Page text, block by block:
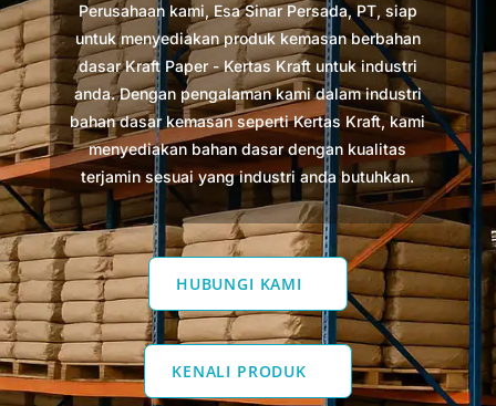
Perusahaan kami, Esa Sinar Persada, PT, siap
untuk menyediakan produk kemasan berbahan
dasar Kraft Paper - Kertas Kraft untuk industri
anda. Dengan pengalaman kami dalam industri
bahan dasar kemasan seperti Kertas Kraft, kami
menyediakan bahan dasar dengan kualitas
terjamin sesuai yang industri anda butuhkan.
HUBUNGI KAMI
KENALI PRODUK